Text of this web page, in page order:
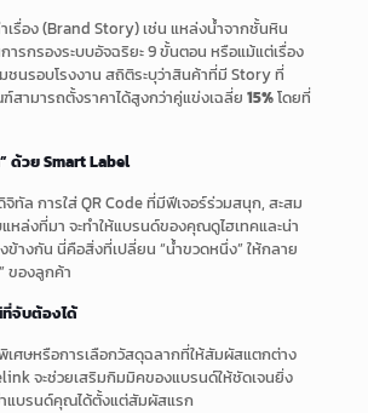
เรื่อง (Brand Story) เช่น แหล่งน้ำจากชั้นหิน
ารกรองระบบอัจฉริยะ 9 ขั้นตอน หรือแม้แต่เรื่อง
นรอบโรงงาน สถิติระบุว่าสินค้าที่มี Story ที่
ามารถตั้งราคาได้สูงกว่าคู่แข่งเฉลี่ย 15%โดยที่
ด้วย Smart Label
ทัล การใส่ QR Code ที่มีฟีเจอร์ร่วมสนุก, สะสม
หล่งที่มา จะทำให้แบรนด์ของคุณดูไฮเทคและน่า
ข้างกัน นี่คือสิ่งที่เปลี่ยน “น้ำขวดหนึ่ง” ให้กลาย
ของลูกค้า
จับต้องได้
ศษหรือการเลือกวัสดุฉลากที่ให้สัมผัสแตกต่าง
จะช่วยเสริมกิมมิคของแบรนด์ให้ชัดเจนยิ่ง
แบรนด์คุณได้ตั้งแต่สัมผัสแรก